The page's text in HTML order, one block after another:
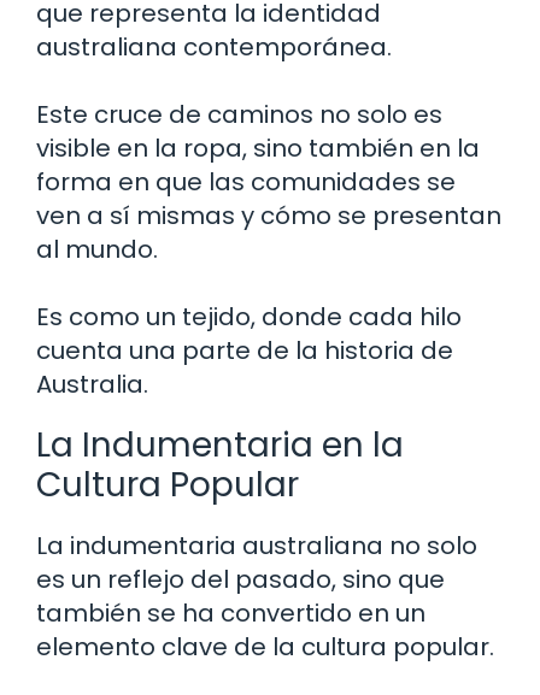
que representa la identidad
australiana contemporánea.
Este cruce de caminos no solo es
visible en la ropa, sino también en la
forma en que las comunidades se
ven a sí mismas y cómo se presentan
al mundo.
Es como un tejido, donde cada hilo
cuenta una parte de la historia de
Australia.
La Indumentaria en la
Cultura Popular
La indumentaria australiana no solo
es un reflejo del pasado, sino que
también se ha convertido en un
elemento clave de la cultura popular.